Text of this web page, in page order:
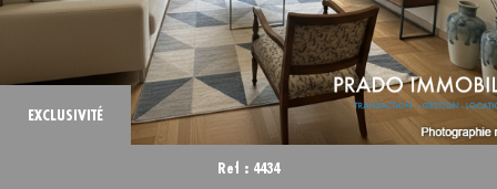
EXCLUSIVITÉ
Ref : 4434